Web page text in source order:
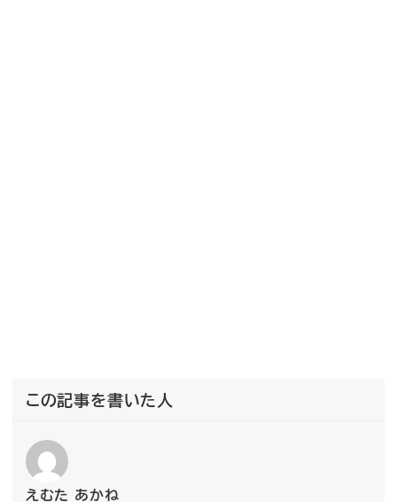
この記事を書いた人
えむた あかね